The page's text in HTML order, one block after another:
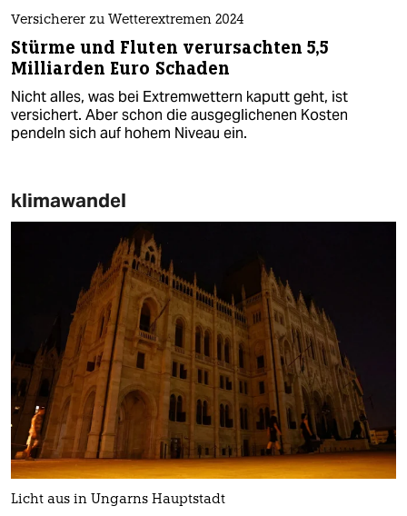
Versicherer zu Wetterextremen 2024
Stürme und Fluten verursachten 5,5
Milliarden Euro Schaden
Nicht alles, was bei Extremwettern kaputt geht, ist
versichert. Aber schon die ausgeglichenen Kosten
pendeln sich auf hohem Niveau ein.
klimawandel
Licht aus in Ungarns Hauptstadt